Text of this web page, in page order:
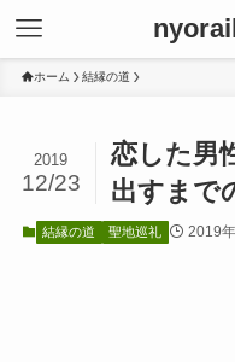
ホーム 結縁の道
恋した男
出すまで
2019
12/23
結縁の道 聖地巡礼 2019